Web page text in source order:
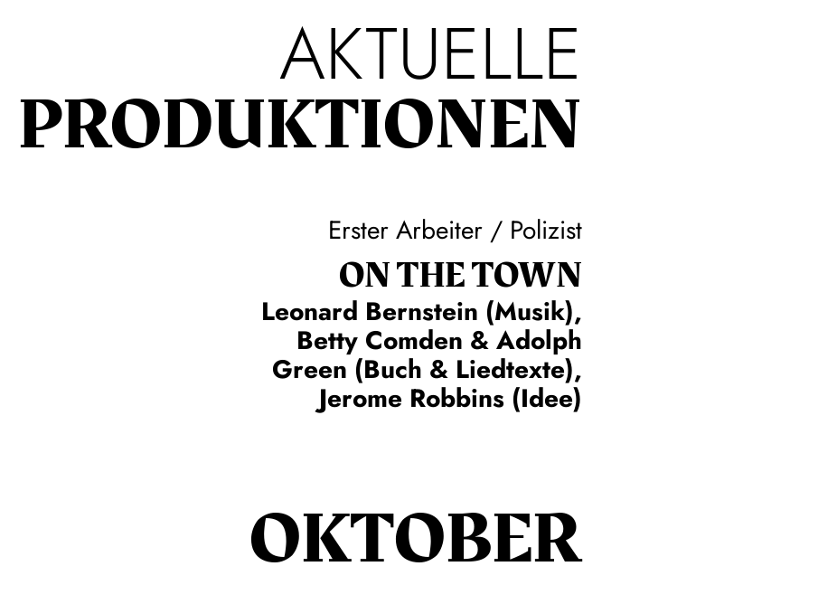
AKTUELLE
PRODUKTIONEN
Erster Arbeiter / Polizist
ON THE TOWN
Leonard Bernstein (Musik),
Betty Comden & Adolph
Green (Buch & Liedtexte),
Jerome Robbins (Idee)
OKTOBER